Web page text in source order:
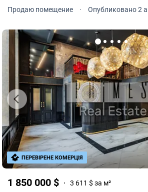
Продаю помещение · Опубликовано 2
1 850 000 $ 3 611 $ за м²
ПЕРЕВІРЕНЕ КОМЕРЦІЯ